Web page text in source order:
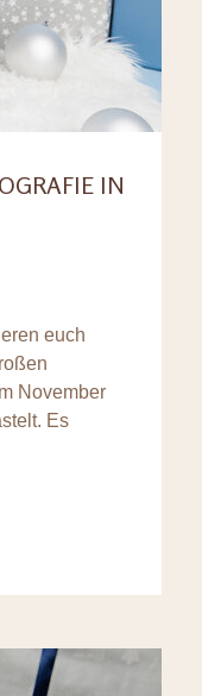
IN
euch
November
Es